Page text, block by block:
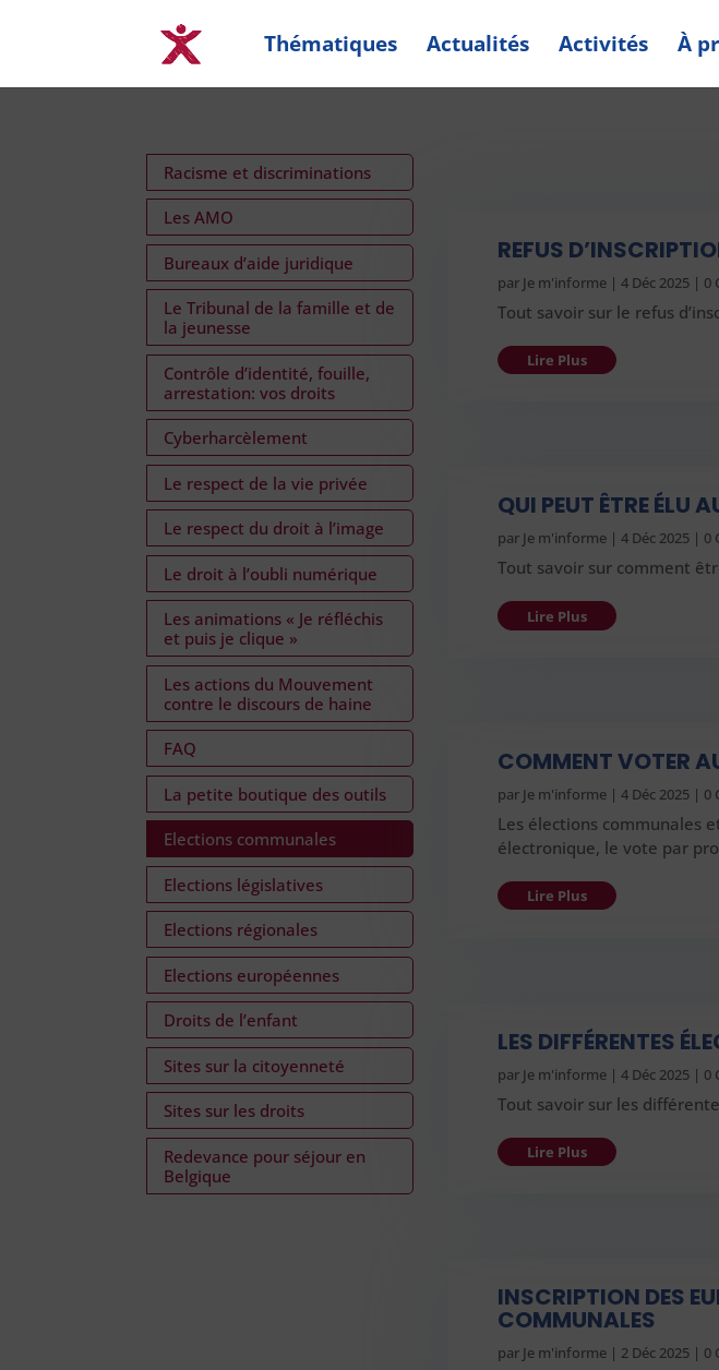
Thématiques Actualités Activités À
Racisme et discriminations
Les AMO
Bureaux d’aide juridique
Le Tribunal de la famille et de
la jeunesse
Contrôle d’identité, fouille,
arrestation: vos droits
Cyberharcèlement
Le respect de la vie privée
Le respect du droit à l’image
Le droit à l’oubli numérique
Les animations « Je réfléchis
et puis je clique »
Les actions du Mouvement
contre le discours de haine
FAQ
La petite boutique des outils
Elections communales
Elections législatives
Elections régionales
Elections européennes
Droits de l’enfant
Sites sur la citoyenneté
Sites sur les droits
Redevance pour séjour en
Belgique
REFUS
par Je m'informe |4 Déc 2025 | 0
Tout savoir sur le refus
Lire Plus
QUI PEUT ÊTRE ÉLU
par Je m'informe |4 Déc 2025 | 0
Tout savoir sur comment
Lire Plus
COMMENT VOTER
par Je m'informe |4 Déc 2025 | 0
Les élections communales
électronique, le vote par
Lire Plus
LES DIFFÉRENTES
par Je m'informe |4 Déc 2025 | 0
Tout savoir sur les
Lire Plus
INSCRIPTION DES
COMMUNALES
par Je m'informe | 2 Déc 2025 | 0